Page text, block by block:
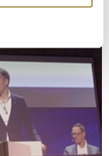
genau sein
identifizieren
Daten
im
Anzeigen zu